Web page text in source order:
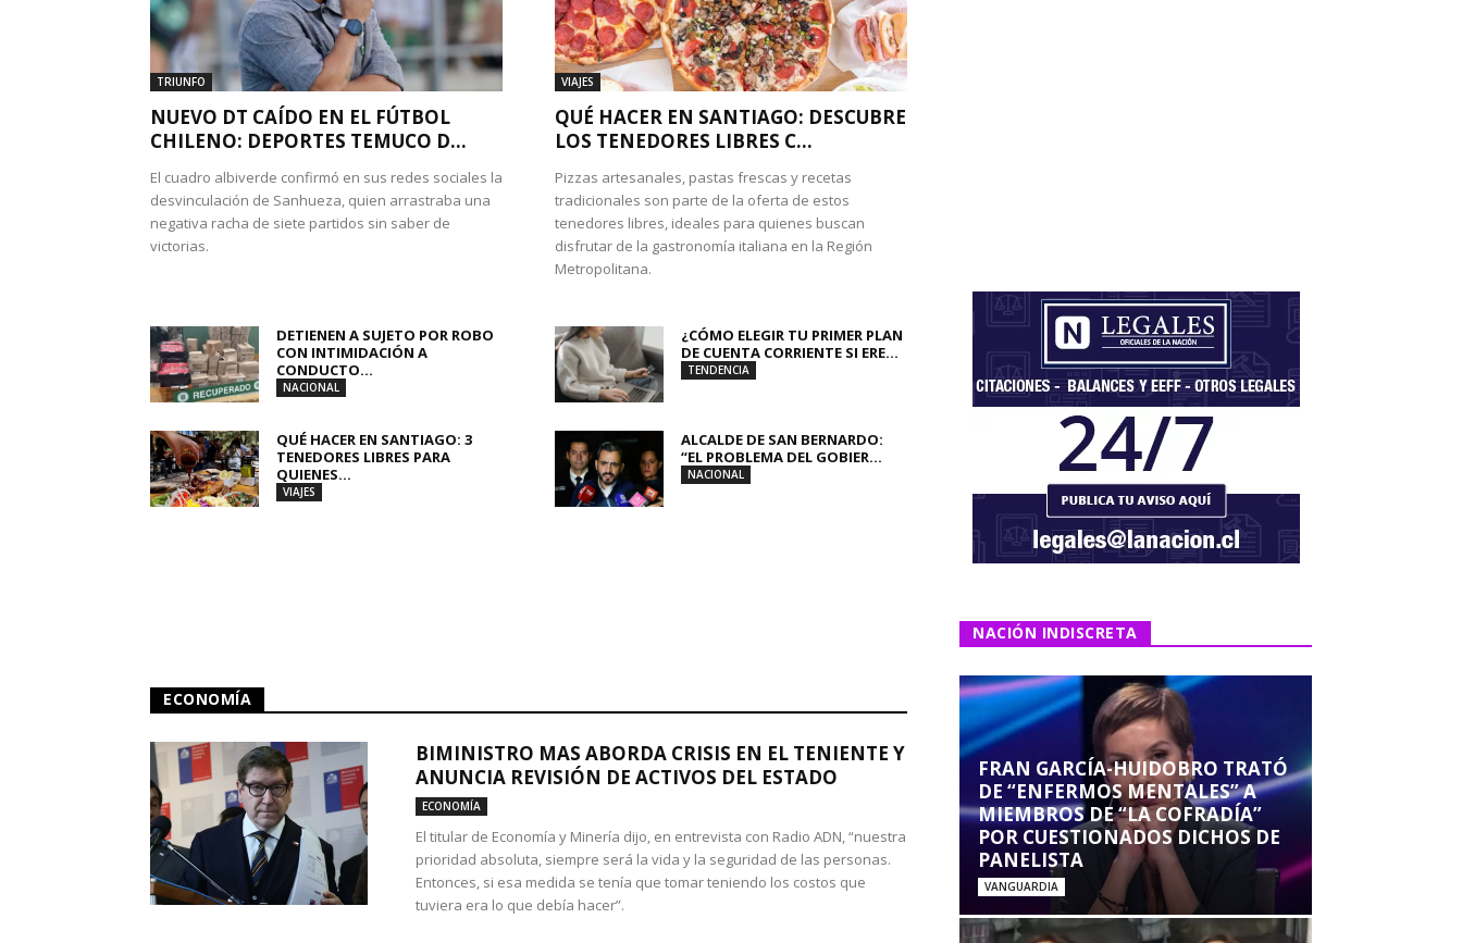
TRIUNFO
NUEVO DT CAÍDO EN EL FÚTBOL
CHILENO: DEPORTES TEMUCO D...
El cuadro albiverde confirmó en sus redes sociales la
desvinculación de Sanhueza, quien arrastraba una
negativa racha de siete partidos sin saber de
victorias.
VIAJES
QUÉ HACER EN SANTIAGO: DESCUBRE
LOS TENEDORES LIBRES C...
Pizzas artesanales, pastas frescas y recetas
tradicionales son parte de la oferta de estos
tenedores libres, ideales para quienes buscan
disfrutar de la gastronomía italiana en la Región
Metropolitana.
DETIENEN A SUJETO POR ROBO
CON INTIMIDACIÓN A
CONDUCTO...
NACIONAL
¿CÓMO ELEGIR TU PRIMER PLAN
DE CUENTA CORRIENTE SI ERE...
TENDENCIA
QUÉ HACER EN SANTIAGO: 3
TENEDORES LIBRES PARA
QUIENES...
VIAJES
ALCALDE DE SAN BERNARDO:
“EL PROBLEMA DEL GOBIER...
NACIONAL
ECONOMÍA
BIMINISTRO MAS ABORDA CRISIS EN EL TENIENTE Y
ANUNCIA REVISIÓN DE ACTIVOS DEL ESTADO
ECONOMÍA
El titular de Economía y Minería dijo, en entrevista con Radio ADN, “nuestra
prioridad absoluta, siempre será la vida y la seguridad de las personas.
Entonces, si esa medida se tenía que tomar teniendo los costos que
tuviera era lo que debía hacer”.
NACIÓN INDISCRETA
FRAN GARCÍA-HUIDOBRO TRATÓ
DE “ENFERMOS MENTALES” A
MIEMBROS DE “LA COFRADÍA”
POR CUESTIONADOS DICHOS DE
PANELISTA
VANGUARDIA